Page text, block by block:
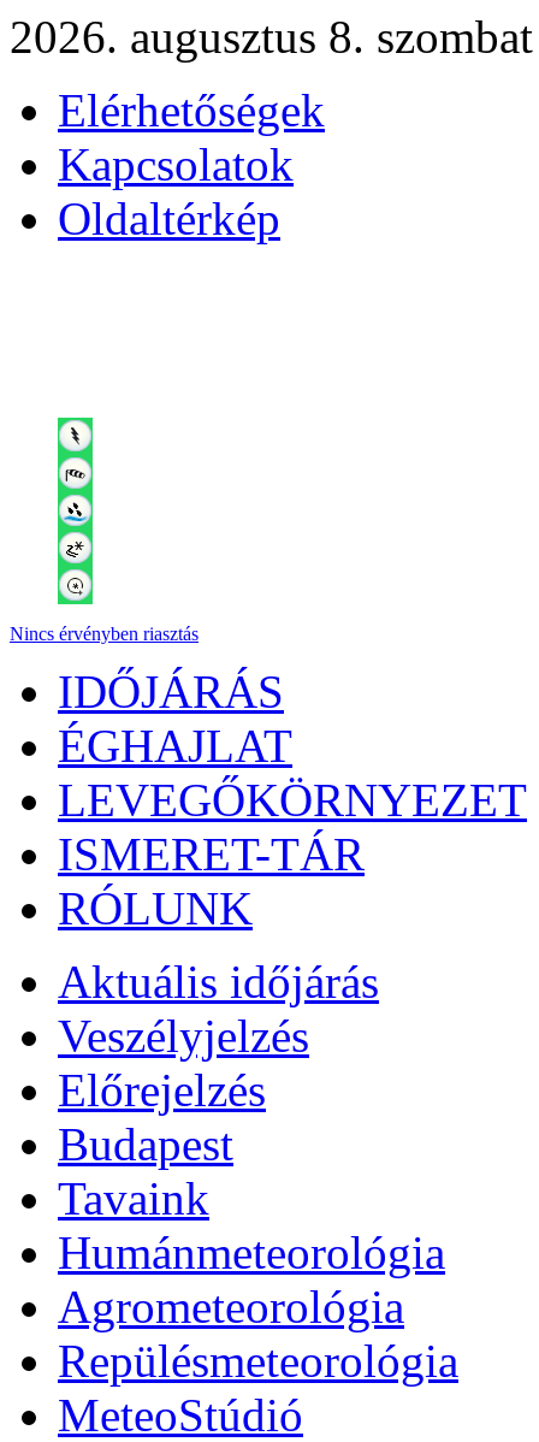
2026. augusztus 8. szombat
Elérhetőségek
Kapcsolatok
Oldaltérkép
Nincs érvényben riasztás
IDŐJÁRÁS
ÉGHAJLAT
LEVEGŐKÖRNYEZET
ISMERET-TÁR
RÓLUNK
Aktuális időjárás
Veszélyjelzés
Előrejelzés
Budapest
Tavaink
Humánmeteorológia
Agrometeorológia
Repülésmeteorológia
MeteoStúdió